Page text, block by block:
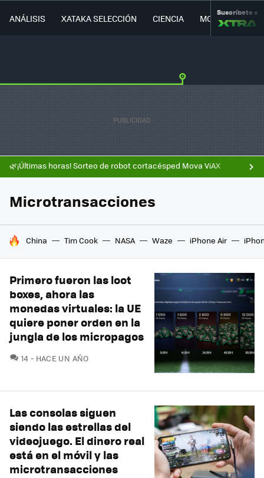
ANÁLISIS XATAKA SELECCIÓN CIENCIA MOVILIDAD
Suscríbete a
🌿¡Últimas horas! Sorteo de robot cortacésped Mova ViAX
Microtransacciones
HOY SE HABLA DE
China Tim Cook NASA Waze iPhone Air
Primero fueron las loot
boxes, ahora las
monedas virtuales: la UE
quiere poner orden en la
jungla de los micropagos
14 COMENTARIOS
HACE UN AÑO
Las consolas siguen
siendo las estrellas del
videojuego. El dinero real
está en el móvil y las
microtransacciones